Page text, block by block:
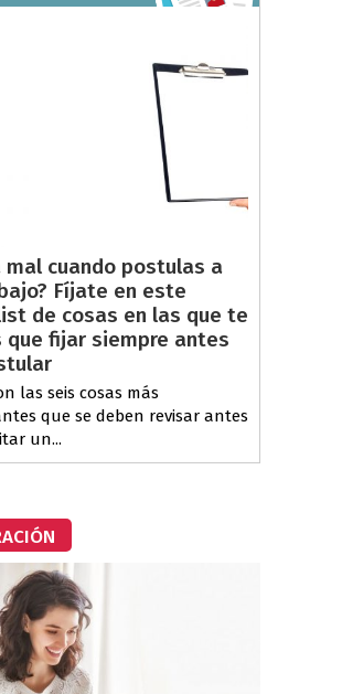
mal cuando postulas a
Fíjate en este
de cosas en las que te
que fijar siempre antes
las seis cosas más
que se deben revisar antes
un...